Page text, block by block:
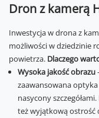
Dron z kamerą
Inwestycja w drona z
możliwości w dziedzinie
powietrza. Dlaczego
Wysoka jakość obrazu
zaawansowana
nasycony
też wyjątkową ostrość